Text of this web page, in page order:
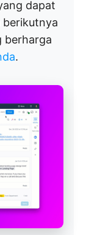
dapat
berharga
.